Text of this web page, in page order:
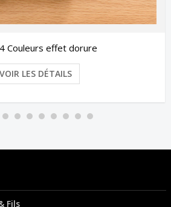
Étude - D18 4928
VOIR LES DÉTAILS
Fils